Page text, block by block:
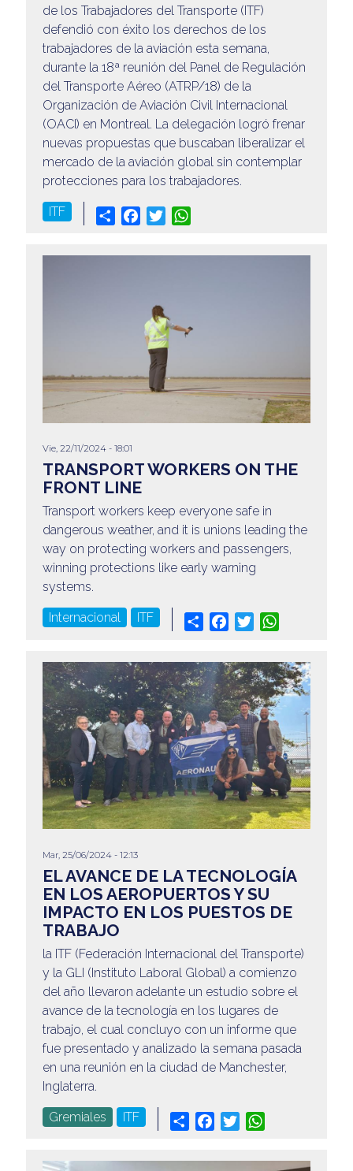
de los Trabajadores del Transporte (ITF)
defendió con éxito los derechos de los
trabajadores de la aviación esta semana,
durante la 18ª reunión del Panel de Regulación
del Transporte Aéreo (ATRP/18) de la
Organización de Aviación Civil Internacional
(OACI) en Montreal. La delegación logró frenar
nuevas propuestas que buscaban liberalizar el
mercado de la aviación global sin contemplar
protecciones para los trabajadores.
ITF Share Facebook
Twitter
Vie, 22/11/2024 - 18:01
TRANSPORT WORKERS ON THE
FRONT LINE
Transport workers keep everyone safe in
dangerous weather, and it is unions leading the
way on protecting workers and passengers,
winning protections like early warning
systems.
Internacional ITF Share Facebook
Twitter
Mar, 25/06/2024 - 12:13
EL AVANCE DE LA TECNOLOGÍA
EN LOS AEROPUERTOS Y SU
IMPACTO EN LOS PUESTOS DE
TRABAJO
la ITF (Federación Internacional del Transporte)
y la GLI (Instituto Laboral Global) a comienzo
del año llevaron adelante un estudio sobre el
avance de la tecnología en los lugares de
trabajo, el cual concluyo con un informe que
fue presentado y analizado la semana pasada
en una reunión en la ciudad de Manchester,
Inglaterra.
Gremiales ITF Share Facebook
Twitter